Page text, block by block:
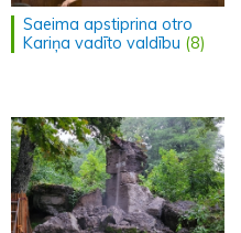
Saeima apstiprina otro
Kariņa vadīto valdību (8)